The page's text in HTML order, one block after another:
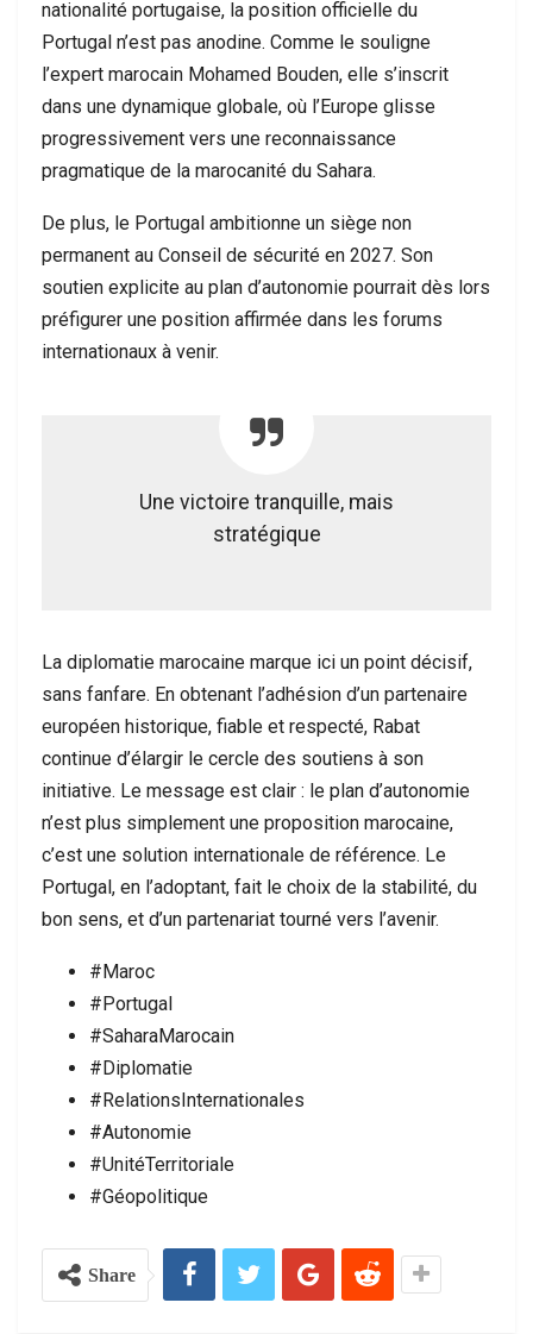
nationalité portugaise, la position officielle du
Portugal n’est pas anodine. Comme le souligne
l’expert marocain Mohamed Bouden, elle s’inscrit
dans une dynamique globale, où l’Europe glisse
progressivement vers une reconnaissance
pragmatique de la marocanité du Sahara.
De plus, le Portugal ambitionne un siège non
permanent au Conseil de sécurité en 2027. Son
soutien explicite au plan d’autonomie pourrait dès lors
préfigurer une position affirmée dans les forums
internationaux à venir.
Une victoire tranquille, mais
stratégique
La diplomatie marocaine marque ici un point décisif,
sans fanfare. En obtenant l’adhésion d’un partenaire
européen historique, fiable et respecté, Rabat
continue d’élargir le cercle des soutiens à son
initiative. Le message est clair : le plan d’autonomie
n’est plus simplement une proposition marocaine,
c’est une solution internationale de référence. Le
Portugal, en l’adoptant, fait le choix de la stabilité, du
bon sens, et d’un partenariat tourné vers l’avenir.
#Maroc
#Portugal
#SaharaMarocain
#Diplomatie
#RelationsInternationales
#Autonomie
#UnitéTerritoriale
#Géopolitique
Share